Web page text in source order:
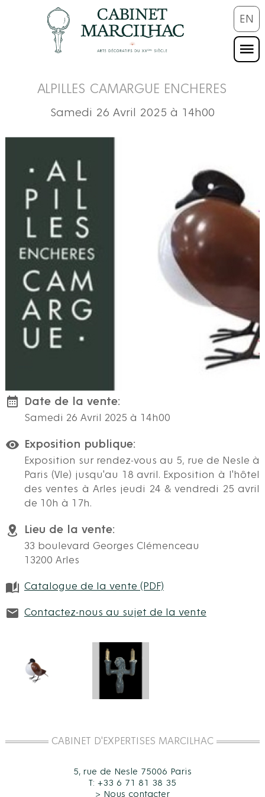
EN
ALPILLES CAMARGUE ENCHERES
Samedi 26 Avril 2025 à 14h00
Date de la vente:
Samedi 26 Avril 2025 à 14h00
Exposition publique:
Exposition sur rendez-vous au 5, rue de Nesle à
Paris (VIe) jusqu'au 18 avril. Exposition à l'hôtel
des ventes à Arles jeudi 24 & vendredi 25 avril
de 10h à 17h.
Lieu de la vente:
33 boulevard Georges Clémenceau
13200 Arles
Catalogue de la vente (PDF)
Contactez-nous au sujet de la vente
CABINET D'EXPERTISES MARCILHAC
5, rue de Nesle 75006 Paris
T: +33 6 71 81 38 35
> Nous contacter